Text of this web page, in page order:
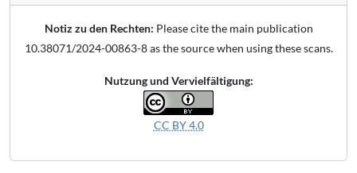
Notiz zu den Rechten: Please cite the main publication
10.38071/2024-00863-8 as the source when using these scans.
Nutzung und Vervielfältigung:
CC BY 4.0